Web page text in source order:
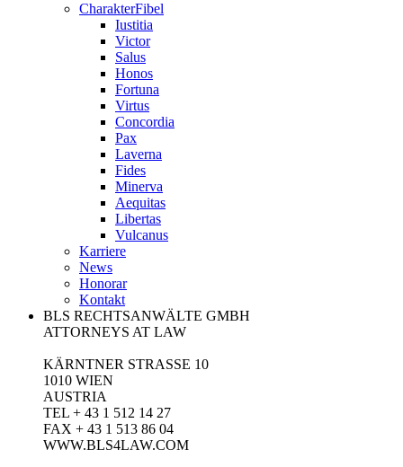
CharakterFibel
Iustitia
Victor
Salus
Honos
Fortuna
Virtus
Concordia
Pax
Laverna
Fides
Minerva
Aequitas
Libertas
Vulcanus
Karriere
News
Honorar
Kontakt
BLS RECHTSANWÄLTE GMBH
ATTORNEYS AT LAW
KÄRNTNER STRASSE 10
1010 WIEN
AUSTRIA
TEL + 43 1 512 14 27
FAX + 43 1 513 86 04
WWW.BLS4LAW.COM